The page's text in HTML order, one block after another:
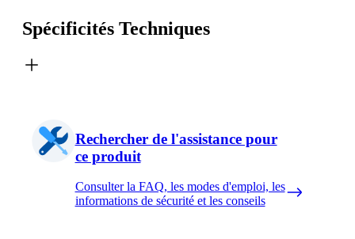
Spécificités Techniques
Rechercher de l'assistance pour
ce produit
Consulter la FAQ, les modes d'emploi, les
informations de sécurité et les conseils